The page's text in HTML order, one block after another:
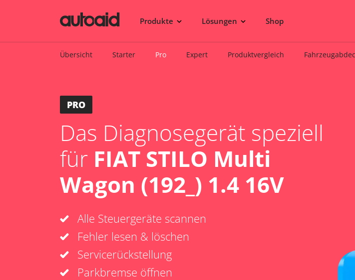
Produkte Lösungen Shop
Übersicht Starter Pro Expert Produktvergleich
PRO
Das Diagnosegerät speziell
für FIAT STILO Multi
Wagon (192_) 1.4 16V
Alle Steuergeräte scannen
Fehler lesen & löschen
Servicerückstellung
Parkbremse öffnen